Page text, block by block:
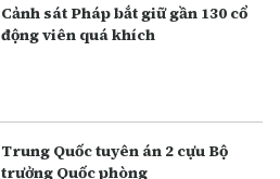
Cảnh sát Pháp bắt giữ gần 130 cổ
động viên quá khích
Trung Quốc tuyên án 2 cựu Bộ
trưởng Quốc phòng